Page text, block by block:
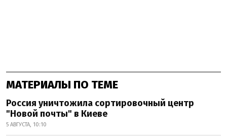
МАТЕРИАЛЫ ПО ТЕМЕ
Россия уничтожила сортировочный центр
"Новой почты" в Киеве
5 АВГУСТА, 10:10